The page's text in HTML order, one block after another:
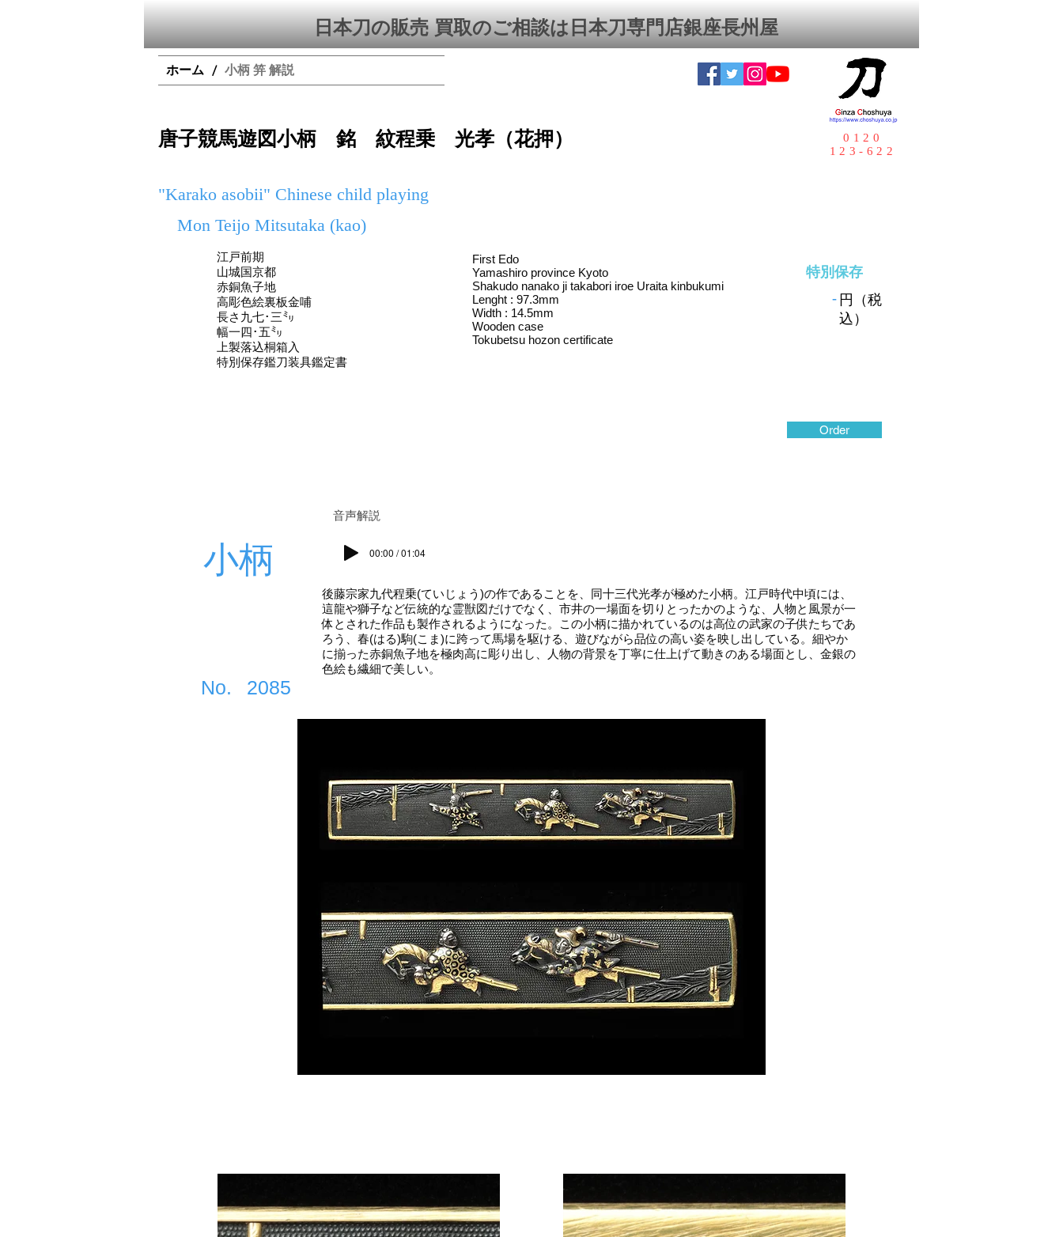
日本刀の販売 買取のご相談は日本刀専門店銀座⻑州屋
ホーム / 小柄 笄 解説
唐子競馬遊図小柄 銘 紋程乗 光孝（花押）
0120
123-622
"Karako asobii" Chinese child playing
Mon Teijo Mitsutaka (kao)
江戸前期
山城国京都
赤銅魚子地
高彫色絵裏板金哺
長さ九七･三㍉
幅一四･五㍉
上製落込桐箱入
特別保存鑑刀装具鑑定書
First Edo
Yamashiro province Kyoto
Shakudo nanako ji takabori iroe Uraita kinbukumi
Lenght : 97.3mm
Width : 14.5mm
Wooden case
Tokubetsu hozon certificate
特別保存
- 円（税
込）
Order
​音声解説
小柄 00:00 / 01:04
2085
​No.
後藤宗家九代程乗(ていじょう)の作であることを、同十三代光孝が極めた小柄。江戸時代中頃には、
這龍や獅子など伝統的な霊獣図だけでなく、市井の一場面を切りとったかのような、人物と風景が一
体とされた作品も製作されるようになった。この小柄に描かれているのは高位の武家の子供たちであ
ろう、春(はる)駒(こま)に跨って馬場を駆ける、遊びながら品位の高い姿を映し出している。細やか
に揃った赤銅魚子地を極肉高に彫り出し、人物の背景を丁寧に仕上げて動きのある場面とし、金銀の
色絵も繊細で美しい。